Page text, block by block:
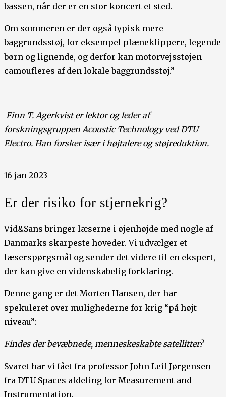
bassen, når der er en stor koncert et sted.
Om sommeren er der også typisk mere
baggrundsstøj, for eksempel plæneklippere, legende
børn og lignende, og derfor kan motorvejsstøjen
camoufleres af den lokale baggrundsstøj.”
–
Finn T. Agerkvist er lektor og leder af
forskningsgruppen Acoustic Technology ved DTU
Electro. Han forsker især i højtalere og støjreduktion.
16 jan 2023
Er der risiko for stjernekrig?
Vid&Sans bringer læserne i øjenhøjde med nogle af
Danmarks skarpeste hoveder. Vi udvælger et
læserspørgsmål og sender det videre til en ekspert,
der kan give en videnskabelig forklaring.
Denne gang er det Morten Hansen, der har
spekuleret over mulighederne for krig “på højt
niveau”:
Findes der bevæbnede, menneskeskabte satellitter?
Svaret har vi fået fra professor John Leif Jørgensen
fra DTU Spaces afdeling for Measurement and
Instrumentation.